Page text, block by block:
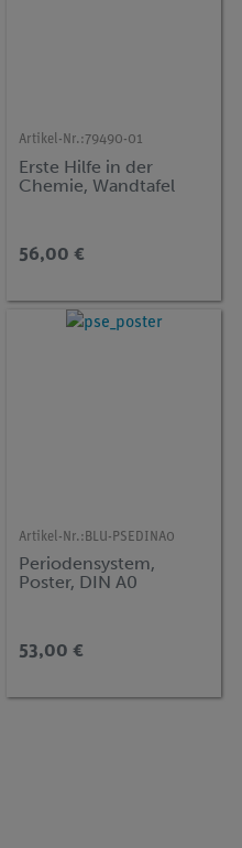
Artikel-Nr.:79490-01
Erste Hilfe in der
Chemie, Wandtafel
56,00 €
Artikel-Nr.: BLU-PSEDINA0
Periodensystem,
Poster, DIN A0
53,00 €